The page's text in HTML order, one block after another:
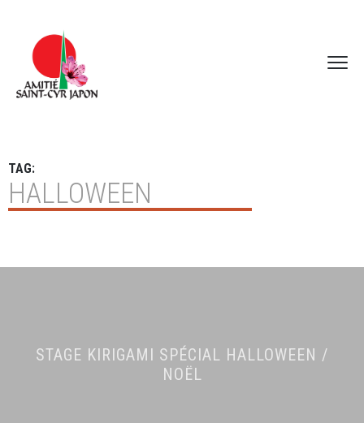
TAG:
HALLOWEEN
STAGE KIRIGAMI SPÉCIAL HALLOWEEN /
NOËL